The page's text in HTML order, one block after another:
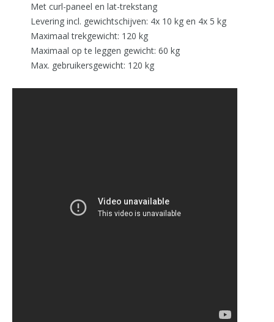
Met curl-paneel en lat-trekstang
Levering incl. gewichtschijven: 4x 10 kg en 4x 5 kg
Maximaal trekgewicht: 120 kg
Maximaal op te leggen gewicht: 60 kg
Max. gebruikersgewicht: 120 kg